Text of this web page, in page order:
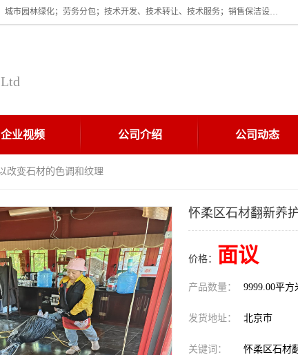
企业的经营范围为:保洁服务；建筑物外墙清洁服务；物业管理；家政服务；城市园林绿化；劳务分包；技术开发、技术转让、技术服务；销售保洁设备、卫生用品、化工产品（不含危险化学品及一类易制毒化学品）、日用品、办公设备、建筑材料、装饰材料；图文设计；清洁服务（不含餐具消毒）；中央空调维修；工程设计；施工总承包；专业承包。
企业视频 公司介绍 公司动态
改变石材的色调和纹理
怀柔区石材翻新养
价格： 面议
产品数量： 9999.00平方
发货地址： 北京市
关键词： 怀柔区石材